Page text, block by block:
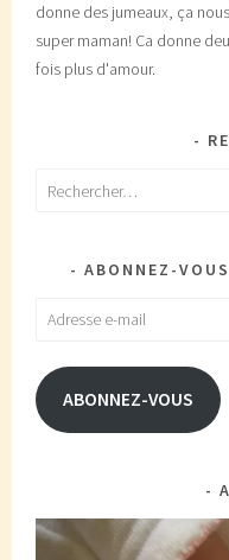
donne des jumeaux, ça
super maman! Ca donne
fois plus d'amour.
Rechercher :
ABONNEZ-
Adresse
mail
ABONNEZ-VOUS